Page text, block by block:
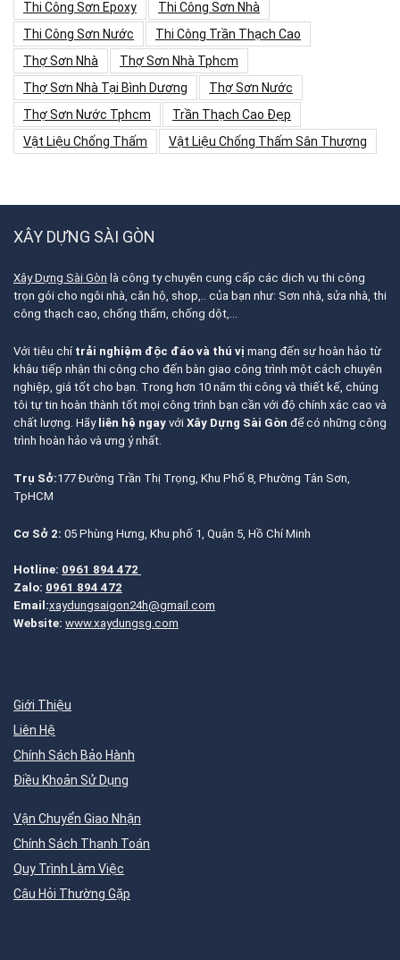
Thi Công Sơn Epoxy
Thi Công Sơn Nhà
Thi Công Sơn Nước
Thi Công Trần Thạch Cao
Thợ Sơn Nhà
Thợ Sơn Nhà Tphcm
Thợ Sơn Nhà Tại Bình Dương
Thợ Sơn Nước
Thợ Sơn Nước Tphcm
Trần Thạch Cao Đẹp
Vật Liệu Chống Thấm
Vật Liệu Chống Thấm Sân Thượng
XÂY DỰNG SÀI GÒN
Xây Dựng Sài Gòn là công ty chuyên cung cấp các dịch vụ thi công
trọn gói cho ngôi nhà, căn hộ, shop,.. của bạn như: Sơn nhà, sửa nhà, thi
công thạch cao, chống thấm, chống dột,…
Với tiêu chí trải nghiệm độc đáo và thú vị mang đến sự hoàn hảo từ
khâu tiếp nhận thi công cho đến bàn giao công trình một cách chuyên
nghiệp, giá tốt cho bạn. Trong hơn 10 năm thi công và thiết kế, chúng
tôi tự tin hoàn thành tốt mọi công trình bạn cần với độ chính xác cao và
chất lượng. Hãy liên hệ ngay với Xây Dựng Sài Gòn để có những công
trình hoàn hảo và ưng ý nhất.
Trụ Sở:177 Đường Trần Thị Trọng, Khu Phố 8, Phường Tân Sơn,
TpHCM
Cơ Sở 2: 05 Phùng Hưng, Khu phố 1, Quận 5, Hồ Chí Minh
Hotline: 0961 894 472
Zalo: 0961 894 472
Email:xaydungsaigon24h@gmail.com
Website: www.xaydungsg.com
Giới Thiệu
Liên Hệ
Chính Sách Bảo Hành
Điều Khoản Sử Dụng
Vận Chuyển Giao Nhận
Chính Sách Thanh Toán
Quy Trình Làm Việc
Câu Hỏi Thường Gặp